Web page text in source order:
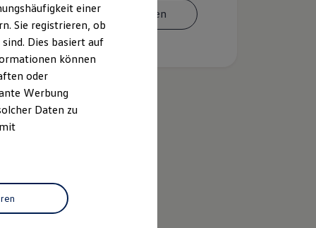
Termin vereinbaren
einer
Sie registrieren, ob
Dies basiert auf
können
oder
Werbung
Daten zu